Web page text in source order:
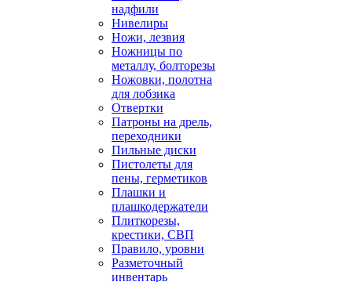
надфили
Нивелиры
Ножи, лезвия
Ножницы по
металлу, болторезы
Ножовки, полотна
для лобзика
Отвертки
Патроны на дрель,
переходники
Пильные диски
Пистолеты для
пены, герметиков
Плашки и
плашкодержатели
Плиткорезы,
крестики, СВП
Правило, уровни
Разметочный
инвентарь